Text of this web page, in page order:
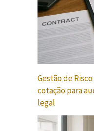
Gestão de
cotação para
legal